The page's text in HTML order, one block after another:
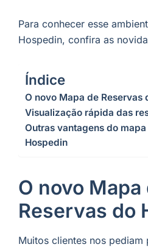
Para conhecer esse
Hospedin, confira as
Índice
O novo Mapa de Reservas
Visualização rápida das
Outras vantagens do
Hospedin
O novo Mapa
Reservas do
Muitos clientes nos pediam